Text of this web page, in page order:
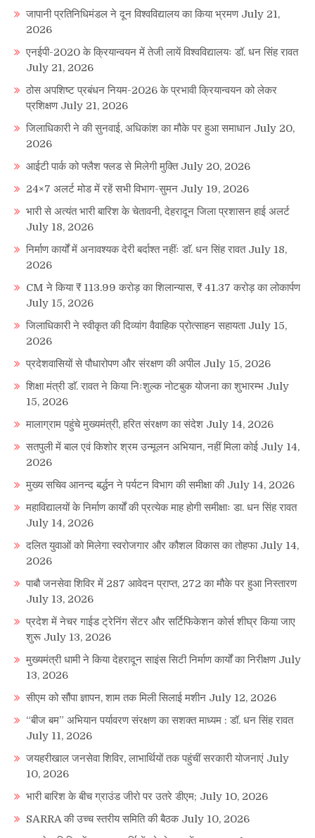
जापानी प्रतिनिधिमंडल ने दून विश्वविद्यालय का किया भ्रमण July 21,
2026
एनईपी-2020 के क्रियान्वयन में तेजी लायें विश्वविद्यालयः डॉ. धन सिंह रावत
July 21, 2026
ठोस अपशिष्ट प्रबंधन नियम-2026 के प्रभावी क्रियान्वयन को लेकर
प्रशिक्षण July 21, 2026
जिलाधिकारी ने की सुनवाई, अधिकांश का मौके पर हुआ समाधान July 20,
2026
आईटी पार्क को फ्लैश फ्लड से मिलेगी मुक्ति July 20, 2026
24×7 अलर्ट मोड में रहें सभी विभाग-सुमन July 19, 2026
भारी से अत्यंत भारी बारिश के चेतावनी, देहरादून जिला प्रशासन हाई अलर्ट
July 18, 2026
निर्माण कार्यों में अनावश्यक देरी बर्दाश्त नहींः डाॅ. धन सिंह रावत July 18,
2026
CM ने किया ₹ 113.99 करोड़ का शिलान्यास, ₹ 41.37 करोड़ का लोकार्पण
July 15, 2026
जिलाधिकारी ने स्वीकृत की दिव्यांग वैवाहिक प्रोत्साहन सहायता July 15,
2026
प्रदेशवासियों से पौधारोपण और संरक्षण की अपील July 15, 2026
शिक्षा मंत्री डाॅ. रावत ने किया निःशुल्क नोटबुक योजना का शुभारम्भ July
15, 2026
मालाग्राम पहुंचे मुख्यमंत्री, हरित संरक्षण का संदेश July 14, 2026
सतपुली में बाल एवं किशोर श्रम उन्मूलन अभियान, नहीं मिला कोई July 14,
2026
मुख्य सचिव आनन्द बर्द्धन ने पर्यटन विभाग की समीक्षा की July 14, 2026
महाविद्यालयों के निर्माण कार्यों की प्रत्येक माह होगी समीक्षाः डा. धन सिंह रावत
July 14, 2026
दलित युवाओं को मिलेगा स्वरोजगार और कौशल विकास का तोहफा July 14,
2026
पाबौ जनसेवा शिविर में 287 आवेदन प्राप्त, 272 का मौके पर हुआ निस्तारण
July 13, 2026
प्रदेश में नेचर गाईड ट्रेनिंग सेंटर और सर्टिफिकेशन कोर्स शीघ्र किया जाए
शुरू July 13, 2026
मुख्यमंत्री धामी ने किया देहरादून साइंस सिटी निर्माण कार्यों का निरीक्षण July
13, 2026
सीएम को सौंपा ज्ञापन, शाम तक मिली सिलाई मशीन July 12, 2026
“बीज बम” अभियान पर्यावरण संरक्षण का सशक्त माध्यम : डॉ. धन सिंह रावत
July 11, 2026
जयहरीखाल जनसेवा शिविर, लाभार्थियों तक पहुंचीं सरकारी योजनाएं July
10, 2026
भारी बारिश के बीच ग्राउंड जीरो पर उतरे डीएम; July 10, 2026
SARRA की उच्च स्तरीय समिति की बैठक July 10, 2026